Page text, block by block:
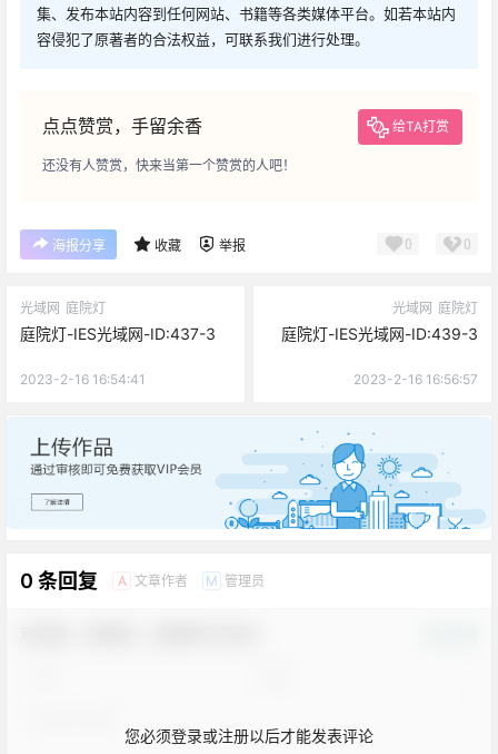
集、发布本站内容到任何网站、书籍等各类媒体平台。如若本站内
容侵犯了原著者的合法权益，可联系我们进行处理。
点点赞赏，手留余香 给TA打赏
还没有人赞赏，快来当第一个赞赏的人吧！
海报分享 收藏 举报 0 0
光域网 庭院灯
庭院灯-IES光域网-ID:437-3
2023-2-16 16:54:41
光域网 庭院灯
庭院灯-IES光域网-ID:439-3
2023-2-16 16:56:57
广告
0 条回复 A 文章作者 M 管理员
您必须登录或注册以后才能发表评论